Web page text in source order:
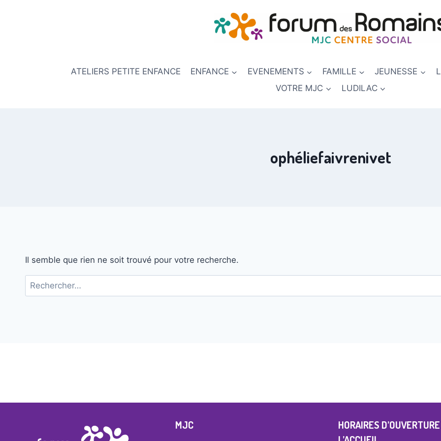
ATELIERS PETITE ENFANCE ENFANCE EVENEMENTS FAMILLE JEUNESSE
VOTRE MJC
LUDILAC
ophéliefaivrenivet
Il semble que rien ne soit trouvé pour votre recherche.
Rechercher :
MJC
HORAIRES